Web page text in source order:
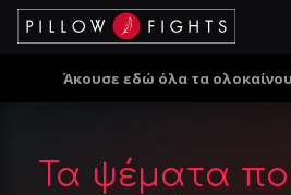
Άκουσε εδώ όλα τα
Τα ψέματα